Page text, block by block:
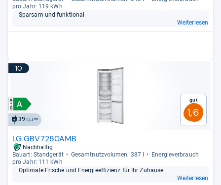
pro Jahr: 119 kWh
Spar­sam und funk­tio­nal
Weiterlesen
10
39 €/J.**
Gut
1,6
LG GBV7280AMB
Nachhaltig
Bau­art: Stand­ge­rät
Gesamt­nutz­vo­lu­men: 387 l
Ener­gie­ver­brauch
pro Jahr: 111 kWh
Opti­male Fri­sche und Ener­gie­ef­fi­zi­enz für Ihr Zuhause
Weiterlesen